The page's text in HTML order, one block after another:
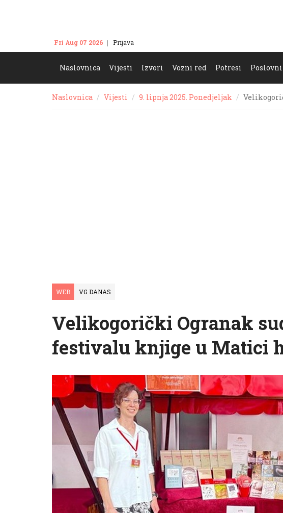
Fri Aug 07 2026 Prijava
Naslovnica Vijesti Izvori Vozni red Potresi
Naslovnica Vijesti 9. lipnja 2025. Ponedjeljak
WEB VG DANAS
Velikogorički Ogranak
festivalu knjige u Matici